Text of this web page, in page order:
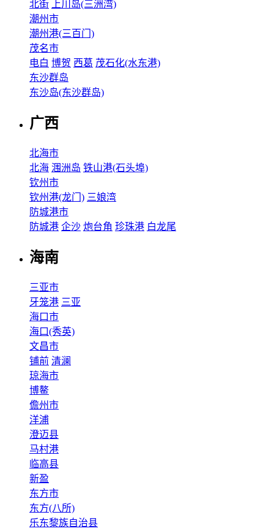
北街
上川岛(三洲湾)
潮州市
潮州港(三百门)
茂名市
电白 博贺 西葛 茂石化(水东港)
东沙群岛
东沙岛(东沙群岛)
广西
北海市
北海 涠洲岛 铁山港(石头埠)
钦州市
钦州港(龙门) 三娘湾
防城港市
防城港 企沙 炮台角 珍珠港 白龙尾
海南
三亚市
牙笼港 三亚
海口市
海口(秀英)
文昌市
铺前 清澜
琼海市
博鳌
儋州市
洋浦
澄迈县
马村港
临高县
新盈
东方市
东方(八所)
乐东黎族自治县